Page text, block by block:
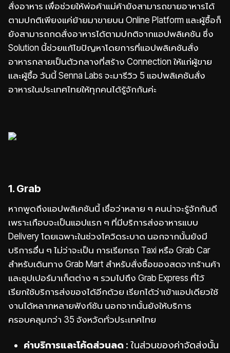
สั่งอาหาร เพื่อช่วยให้พ่อค้าแม่ค้ายังสามารถขายอาหารได้
ตามปกติเพียงแค่ย้ายมาขายบน Online Platform และผู้ซื้อก็
ยังสามารถกดสั่งอาหารได้ตามปกติจากแอปพลิเคชัน ซึ่ง
Solution นี้ช่วยแก้ไขปัญหาโดยการที่แอปพลิเคชันสั่ง
อาหารกลายเป็นตัวกลางที่สร้าง Connection ให้แก่ผู้ขาย
และผู้ซื้อ วันนี้ Senna Labs จะมารีวิว 5 แอปพลิเคชันสั่ง
อาหารในประเทศไทยให้ทุกคนได้รู้จักกันค่ะ
1. Grab
หากพูดถึงแอปพลิเคชันนี้ เชื่อว่าหลาย ๆ คนน่าจะรู้จักกันดี
เพราะเกือบจะเป็นแอปแรก ๆ ที่มีบริการส่งอาหารแบบ
Delivery โดยเฉพาะในช่วงโควิดระบาด นอกจากนั้นยังมี
บริการอื่น ๆ ไม่ว่าจะเป็น การเรียกรถ Taxi หรือ Grab Car
สำหรับเดินทาง Grab Mart สำหรับสั่งซื้อของสดจากร้านค้า
และซุปเปอร์มาเก็ตต่าง ๆ รวมไปถึง Grab Express ที่ไว้
เรียกใช้บริการส่งของได้อีกด้วย เรียกได้ว่าเข้าแอปเดียวใช้
งานได้หลากหลายฟังก์ชัน นอกจากนั้นยังให้บริการ
ครอบคลุมกว่า 35 จังหวัดทั่วประเทศไทย
ค่าบริการและโค้ดส่วนลด : ในส่วนของค่าจัดส่งนั้น